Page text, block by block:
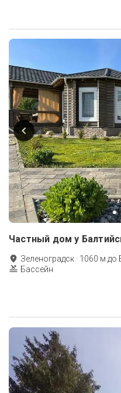
Частный дом у
Зеленоградск · 1060 м до
Бассейн